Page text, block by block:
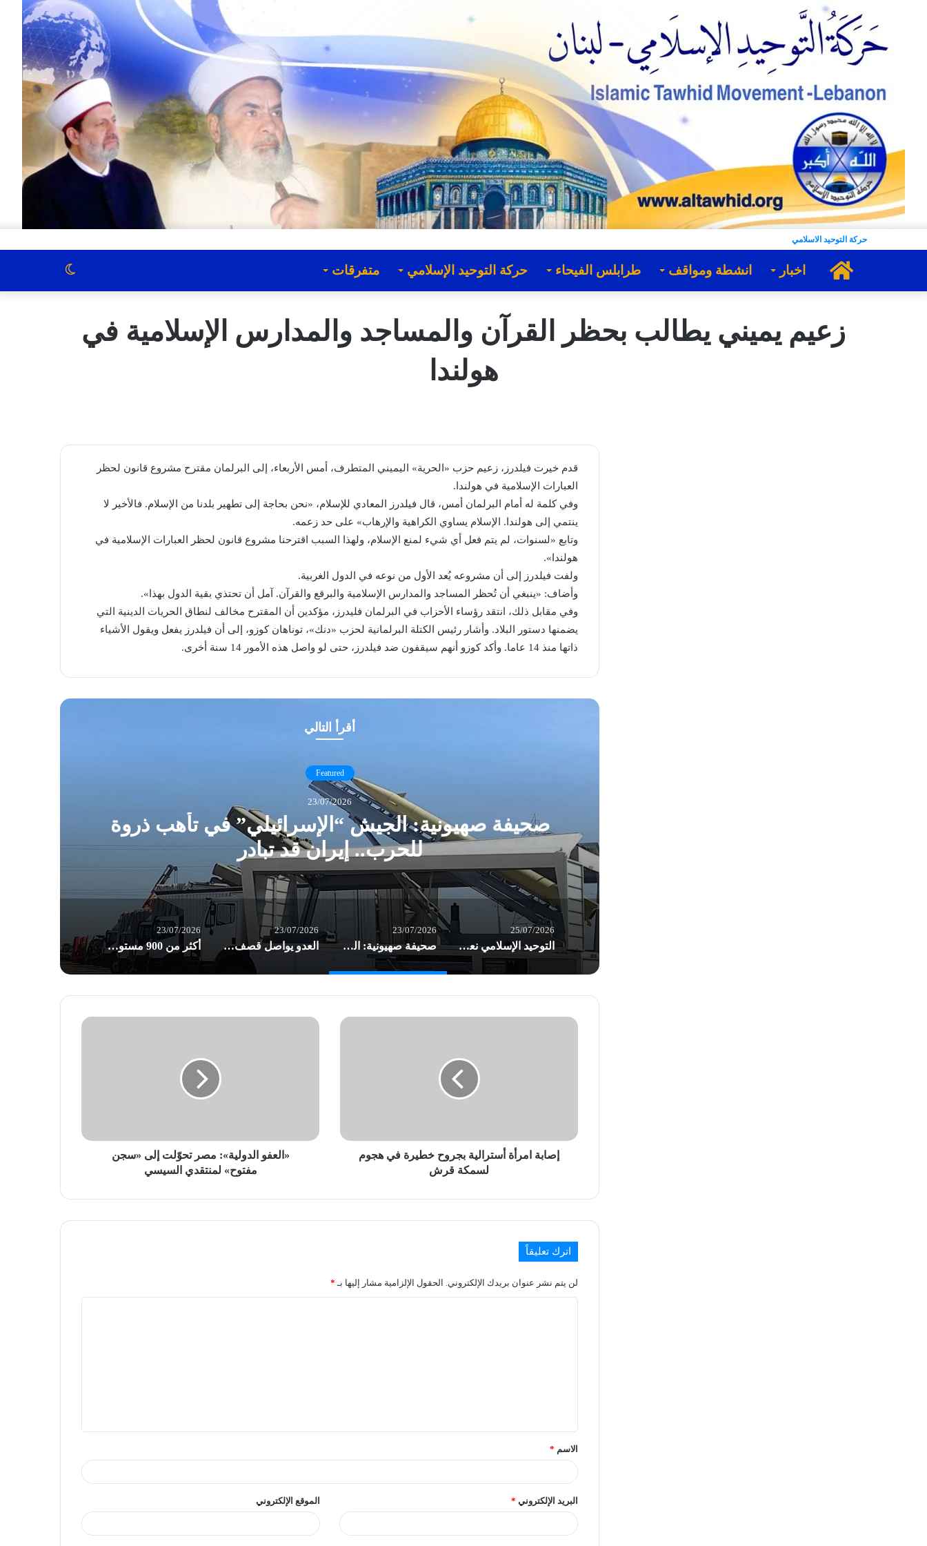
حركة التوحيد الاسلامي
الرئيسية
اخبار انشطة ومواقف طرابلس الفيحاء حركة التوحيد الإسلامي متفرقات
زعيم يميني يطالب بحظر القرآن والمساجد والمدارس الإسلامية في
هولندا
قدم خيرت فيلدرز، زعيم حزب «الحرية» اليميني المتطرف، أمس الأربعاء، إلى البرلمان مقترح مشروع قانون لحظر
العبارات الإسلامية في هولندا.
وفي كلمة له أمام البرلمان أمس، قال فيلدرز المعادي للإسلام، «نحن بحاجة إلى تطهير بلدنا من الإسلام. فالأخير لا
ينتمي إلى هولندا. الإسلام يساوي الكراهية والإرهاب» على حد زعمه.
وتابع «لسنوات، لم يتم فعل أي شيء لمنع الإسلام، ولهذا السبب اقترحنا مشروع قانون لحظر العبارات الإسلامية في
هولندا».
ولفت فيلدرز إلى أن مشروعه يُعد الأول من نوعه في الدول الغربية.
وأضاف: «ينبغي أن تُحظر المساجد والمدارس الإسلامية والبرقع والقرآن. آمل أن تحتذي بقية الدول بهذا».
وفي مقابل ذلك، انتقد رؤساء الأحزاب في البرلمان فليدرز، مؤكدين أن المقترح مخالف لنطاق الحريات الدينية التي
يضمنها دستور البلاد. وأشار رئيس الكتلة البرلمانية لحزب «دنك»، توناهان كوزو، إلى أن فيلدرز يفعل ويقول الأشياء
ذاتها منذ 14 عاما. وأكد كوزو أنهم سيقفون ضد فيلدرز، حتى لو واصل هذه الأمور 14 سنة أخرى.
أقرأ التالي
Featured
23/07/2026
صحيفة صهيونية: الجيش “الإسرائيلي” في تأهب ذروة
للحرب.. إيران قد تبادر
25/07/2026
التوحيد الإسلامي نعت المناضل أوكاموتو.. وأشادت بعملية الضفة الغربية البطولية
23/07/2026
صحيفة صهيونية: الجيش “الإسرائيلي” في تأهب ذروة للحرب.. إيران قد تبادر
23/07/2026
العدو يواصل قصف واستهداف البلدات والقرى الجنوبية
23/07/2026
أكثر من 900 مستوطن يقتحمون الأقصى في ذكرى “خراب الهيكل” المزعوم
إصابة امرأة أسترالية بجروح خطيرة في هجوم
لسمكة قرش
«العفو الدولية»: مصر تحوّلت إلى «سجن
مفتوح» لمنتقدي السيسي
اترك تعليقاً
لن يتم نشر عنوان بريدك الإلكتروني. الحقول الإلزامية مشار إليها بـ *
الاسم *
البريد الإلكتروني * الموقع الإلكتروني